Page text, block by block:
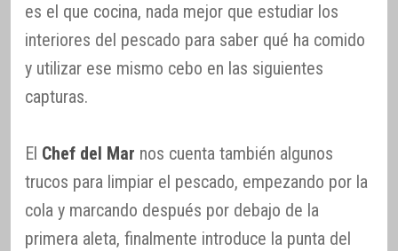
es el que cocina, nada mejor que estudiar los
interiores del pescado para saber qué ha comido
y utilizar ese mismo cebo en las siguientes
capturas.
El Chef del Mar nos cuenta también algunos
trucos para limpiar el pescado, empezando por la
cola y marcando después por debajo de la
primera aleta, finalmente introduce la punta del